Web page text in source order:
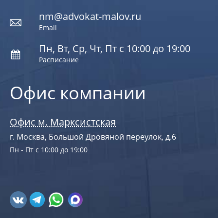
Офис компании
Офис м. Марксистская
г. Москва, Большой Дровяной переулок, д.6
Пн - Пт с 10:00 до 19:00
nm@advokat-malov.ru
Email
Пн, Вт, Ср, Чт, Пт с 10:00 до 19:00
Расписание